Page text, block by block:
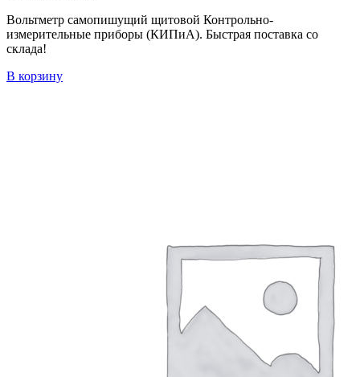
Вольтметр самопишущий щитовой Контрольно-
измерительные приборы (КИПиА). Быстрая поставка со
склада!
В корзину